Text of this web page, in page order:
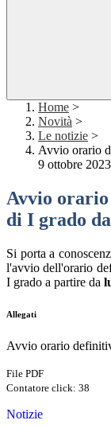
Home >
Novità >
Le notizie >
Avvio orario
9 ottobre
Avvio orario
di I grado
Si porta a
l'avvio dell'orario
I grado a partire da
Allegati
Avvio orario
File PDF
Contatore click: 38
Notizie